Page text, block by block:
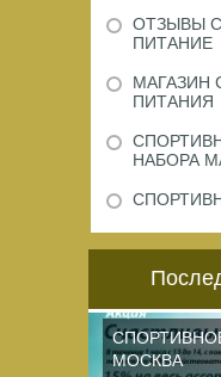
ОТЗЫВЫ
ПИТАНИЕ
МАГАЗИН
ПИТАНИЯ
НАБОРА
МОСКВА